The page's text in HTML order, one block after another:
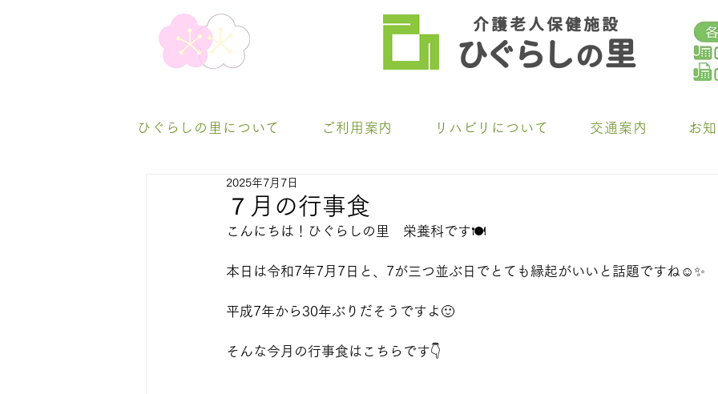
介 護 老 人 保 健 施 設
ひぐらしの里
ひぐらしの里について ご利用案内 リハビリについて 交通案内 お
７月の行事食
2025年7月7日
こんにちは！ひぐらしの里　栄養科です🍽️
本日は令和7年7月7日と、7が三つ並ぶ日でとても縁起がいいと話題ですね☺️✨
平成7年から30年ぶりだそうですよ🙂
そんな今月の行事食はこちらです👇